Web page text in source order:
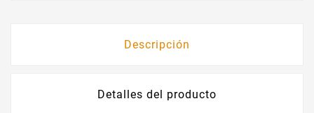
Descripción
Detalles del producto